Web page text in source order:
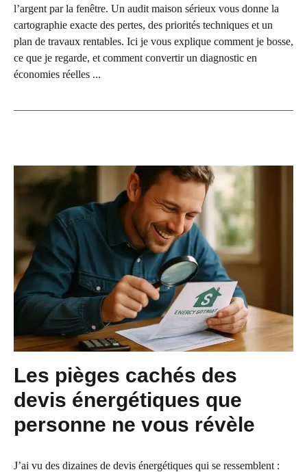
l’argent par la fenêtre. Un audit maison sérieux vous donne la
cartographie exacte des pertes, des priorités techniques et un
plan de travaux rentables. Ici je vous explique comment je bosse,
ce que je regarde, et comment convertir un diagnostic en
économies réelles ...
Les pièges cachés des
devis énergétiques que
personne ne vous révèle
J’ai vu des dizaines de devis énergétiques qui se ressemblent :